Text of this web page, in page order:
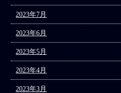
2023年7月
2023年6月
2023年5月
2023年4月
2023年3月